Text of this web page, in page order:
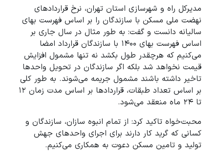
مدیرکل راه و شهرسازی استان تهران، نرخ قراردادهای
نهضت ملی مسکن با سازندگان را بر اساس فهرست بهای
سالیانه دانست و گفت: به طور مثال در سال جاری بر
اساس فهرست بهای ۱۴۰۰ با سازندگان قرارداد امضا
می‌کنیم که هرچقدر طول بکشد نه تنها مشمول افزایش
قیمت نخواهد شد بلکه اگر سازندگان در تحویل واحدها
تاخیر داشته باشند مشمول جریمه می‌شوند. به طور کلی
بر اساس تعداد طبقات، قراردادها بر اساس مدت زمان ۱۲
تا ۲۴ ماه منعقد می‌شود.
محبت‌خواه تاکید کرد: از تمام انبوه سازان، سازندگان و
کسانی که گرید کار دارند برای اجرای واحدهای جهش
تولید و تامین مسکن دعوت به همکاری می‌کنیم.